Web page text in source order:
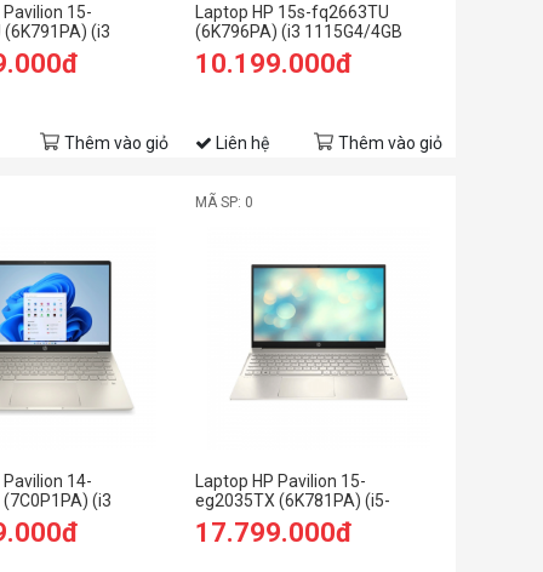
15-
(i3
RAM/256GB
Win11/Bạc)
Thêm vào giỏ
Laptop HP 15s-fq2663TU
(6K796PA) (i3 1115G4/4GB
RAM/256GB SSD/15.6
HD/Win11/Bạc)
10.199.000đ
Liên hệ Thêm vào giỏ
Pavilion 14-
(i3
RAM/256GB
Win11/Vàng)
MÃ SP: 0
Laptop HP Pavilion 15-
eg2035TX (6K781PA) (i5-
1235U/8GB RAM/512GB
SSD/15.6 FHD/MX550
17.799.000đ